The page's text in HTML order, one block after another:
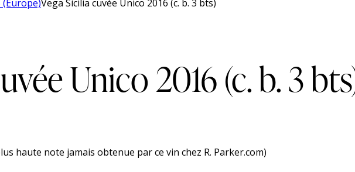
(Europe)Vega Sicilia cuvée Unico 2016 (c. b. 3 bts)
Unico 2016 (c. b. 3
haute note jamais obtenue par ce vin chez R. Parker.com)